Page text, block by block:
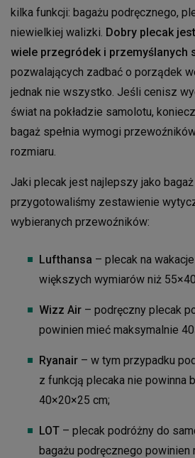
kilka funkcji: bagażu podręcznego,
niewielkiej walizki. Dobry plecak
wiele przegródek i przemyślanych
pozwalających zadbać o porządek
jednak nie wszystko. Jeśli cenisz
świat na pokładzie samolotu,
bagaż spełnia wymogi
rozmiaru.
Jaki plecak jest najlepszy jako
przygotowaliśmy zestawienie
wybieranych przewoźników:
Lufthansa – plecak na
większych wymiarów niż
Wizz Air – podręczny plecak
powinien mieć maksymalnie
Ryanair – w tym przypadku
z funkcją plecaka nie powinna
40×20×25 cm;
LOT – plecak podróżny do
bagażu podręcznego powinien